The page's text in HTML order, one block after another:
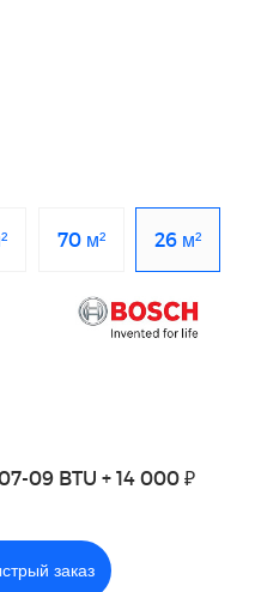
70 м² 26 м²
09 BTU + 14 000 ₽
заказ